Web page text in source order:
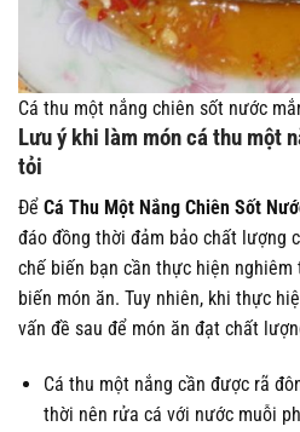
Cá thu một nắng chiên sốt nước
Lưu ý khi làm món cá thu một
tỏi
Để Cá Thu Một Nắng Chiên Sốt
đáo đồng thời đảm bảo chất lượng
chế biến bạn cần thực hiện nghiêm
biến món ăn. Tuy nhiên, khi thực
vấn đề sau để món ăn đạt chất
Cá thu một nắng cần được rã
thời nên rửa cá với nước muỗi